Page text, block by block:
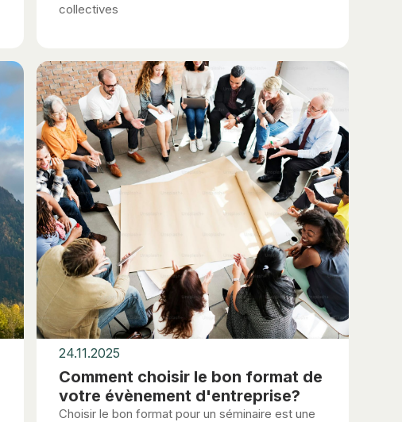
collectives
24.11.2025
Comment choisir le bon format de
votre évènement d'entreprise?
Choisir le bon format pour un séminaire est une